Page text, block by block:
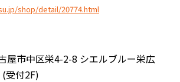
shop/detail/20774.html
屋市中区栄4-2-8 シエルブルー栄広
受付2F)